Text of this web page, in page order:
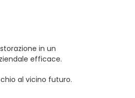
in un
efficace.
al vicino futuro.